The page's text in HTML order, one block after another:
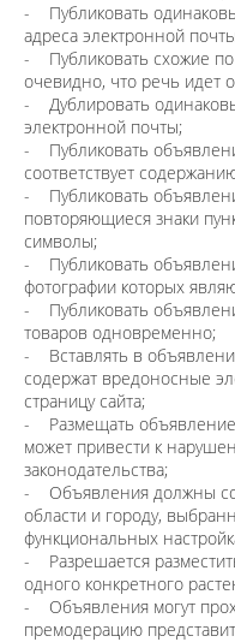
- Публиковать
адреса электронной
- Публиковать схожие
очевидно, что речь идет
- Дублировать
электронной почты;
- Публиковать
соответствует
- Публиковать
повторяющиеся знаки
символы;
- Публиковать
фотографии которых
- Публиковать
товаров одновременно;
- Вставлять в
содержат вредоносные
страницу сайта;
- Размещать объявление
может привести к
законодательства;
- Объявления должны
области и городу,
функциональных
- Разрешается
одного конкретного
- Объявления могут
премодерацию